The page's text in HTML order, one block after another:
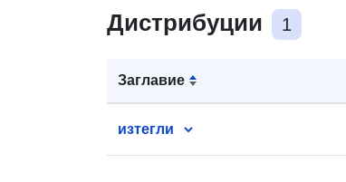
Дистрибуции 1
Заглавие
изтегли